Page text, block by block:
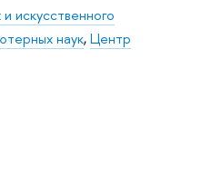
искусственного
наук,Центр